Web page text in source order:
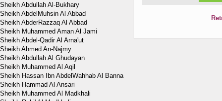
Sheikh Abdullah Al-Bukhary
Sheikh AbdelMuhsin Al Abbad
Sheikh AbderRazzaq Al Abbad
Sheikh Muhammed Aman Al Jami
Sheikh Abdel-Qadir Al Arna'ut
Sheikh Ahmed An-Najmy
Sheikh Abdullah Al Ghudayan
Sheikh Muhammed Al Aqil
Sheikh Hassan Ibn AbdelWahhab Al Banna
Sheikh Hammad Al Ansari
Sheikh Muhammed Al Madkhali